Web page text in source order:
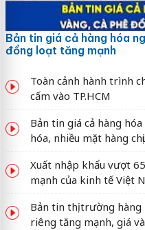
Bản tin giá cả hàng hóa
đồng loạt tăng mạnh
Toàn cảnh hành trình
cấm vào TP.HCM
Bản tin giá cả hàng
hóa, nhiều mặt hàng
Xuất nhập khẩu vượt
mạnh của kinh tế Việt
Bản tin thị trường hàng
riêng tăng mạnh, giá